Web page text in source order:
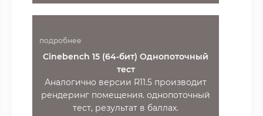
подробнее
Cinebench 15 (64-бит) Однопоточный
тест
Аналогично версии R11.5 производит
рендеринг помещения. однопоточный
тест, результат в баллах.